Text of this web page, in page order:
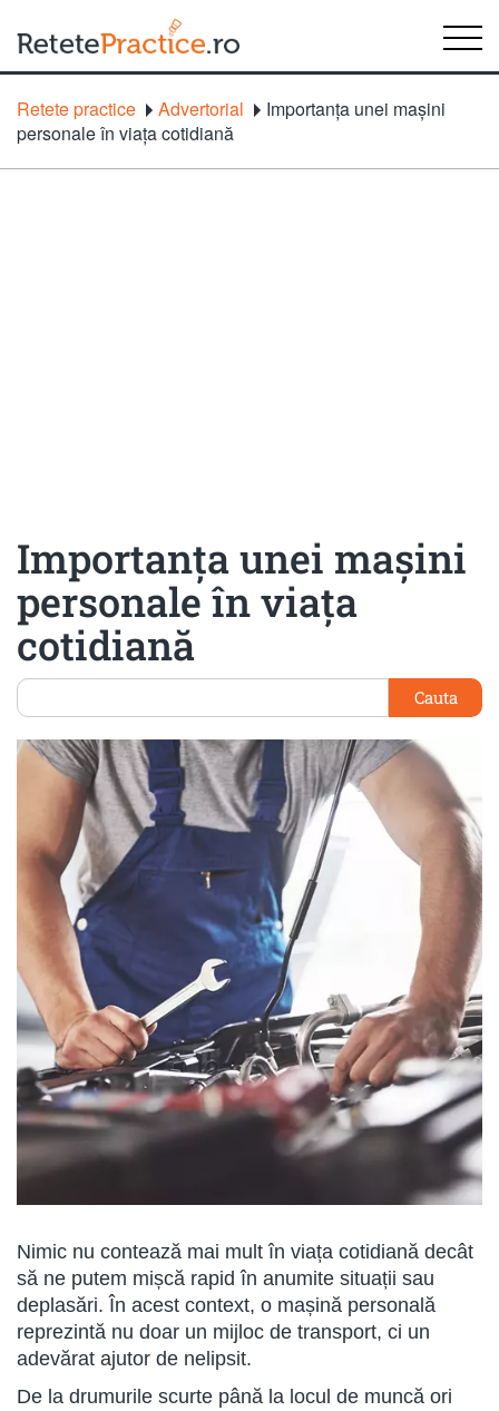
Retete practice Advertorial
Importanța unei mașini
personale în viața cotidiană
Importanța unei mașini
personale în viața
cotidiană
Cauta
Nimic nu contează mai mult în viața cotidiană decât
să ne putem mișcă rapid în anumite situații sau
deplasări. În acest context, o mașină personală
reprezintă nu doar un mijloc de transport, ci un
adevărat ajutor de nelipsit.
De la drumurile scurte până la locul de muncă ori